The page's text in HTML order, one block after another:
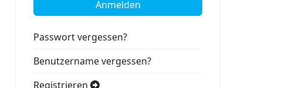
Anmelden
Passwort vergessen?
Benutzername vergessen?
Registrieren